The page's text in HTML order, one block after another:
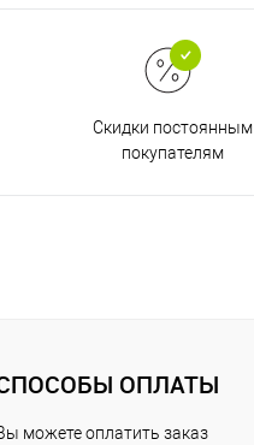
Скидки постоянным
покупателям
ОПЛАТЫ
можете оплатить заказ